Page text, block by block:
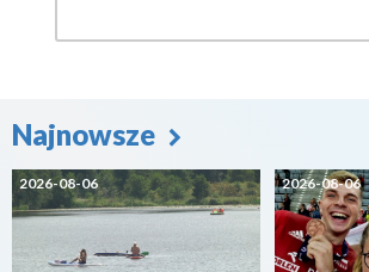
Najnowsze
2026-08-06 2026-08-06